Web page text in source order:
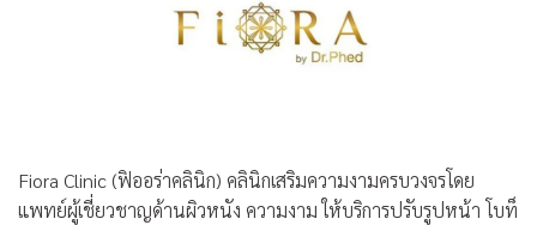
Fiora Clinic (ฟิออร่าคลินิก) คลินิกเสริมความงามครบวงจรโดย
แพทย์ผู้เชี่ยวชาญด้านผิวหนัง ความงาม ให้บริการปรับรูปหน้า โบท็